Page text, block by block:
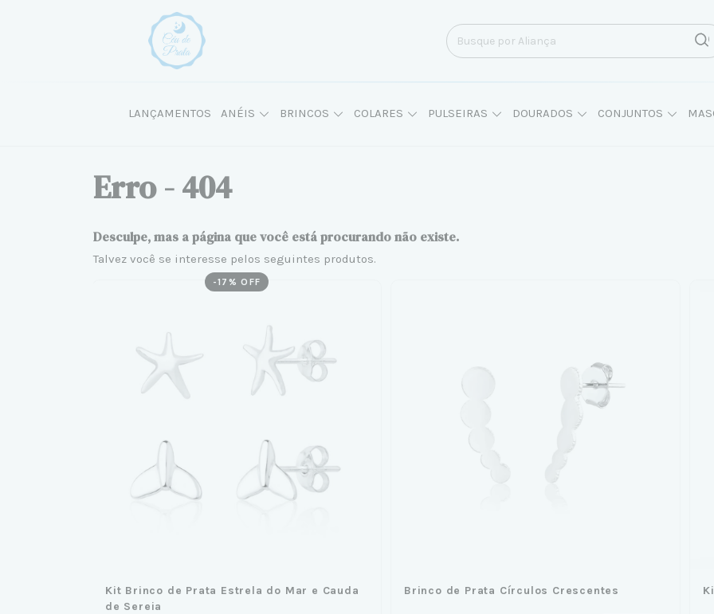
LANÇAMENTOS ANÉIS BRINCOS COLARES PULSEIRAS DOURADOS CONJUNTOS
Erro - 404
Desculpe, mas a página que você está procurando não existe.
Talvez você se interesse pelos seguintes produtos.
-17 % OFF
Kit Brinco de Prata Estrela do Mar e Cauda
de Sereia
Brinco de Prata Círculos Crescentes